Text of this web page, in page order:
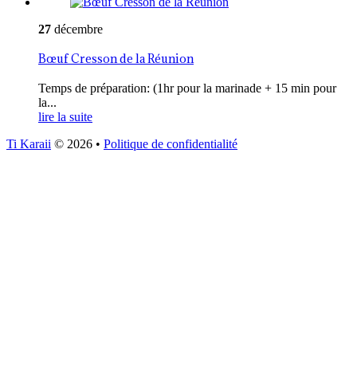
27 décembre
Bœuf Cresson de la Réunion
Temps de préparation: (1hr pour la marinade + 15 min pour
la...
lire la suite
Ti Karaii © 2026 • Politique de confidentialité